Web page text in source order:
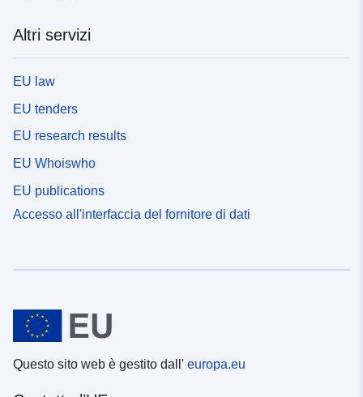
Altri servizi
EU law
EU tenders
EU research results
EU Whoiswho
EU publications
Accesso all'interfaccia del fornitore di dati
Questo sito web è gestito dall' europa.eu